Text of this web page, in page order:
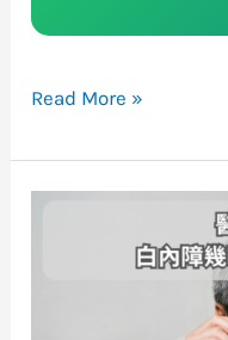
Read More »